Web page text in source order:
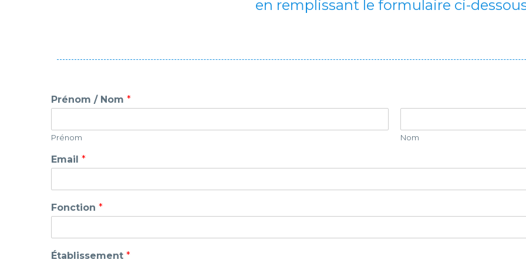
en remplissant le formulaire ci-
Prénom / Nom *
Prénom Nom
F
o
c
i
n
N
Email *
Fonction *
Établissement *